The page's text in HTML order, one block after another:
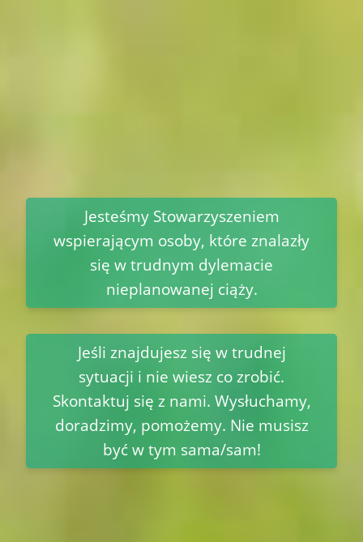
Jesteśmy Stowarzyszeniem
wspierającym osoby, które znalazły
się w trudnym dylemacie
nieplanowanej ciąży.
Jeśli znajdujesz się w trudnej
sytuacji i nie wiesz co zrobić.
Skontaktuj się z nami. Wysłuchamy,
doradzimy, pomożemy. Nie musisz
być w tym sama/sam!